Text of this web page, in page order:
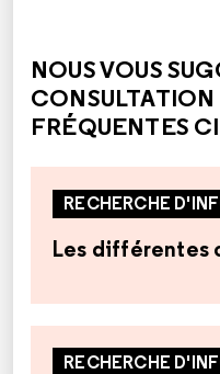
NOUS VOUS
FRÉQUENTES
RECHERCHE
Les différentes
RECHERCHE